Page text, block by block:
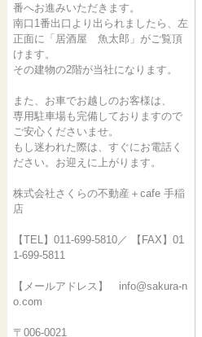
番へお進みいただきます。
南口1番出口より出られましたら、左
正面に「居酒屋 魚太郎」がご覧頂
けます。
その建物の2階が当社になります。
また、お車でお越しのお客様は、
専用駐車場も完備しておりますので
ご安心くださいませ。
もし迷われた際は、すぐにお電話く
ださい。お迎えに上がります。
株式会社さくらの不動産＋cafe 手稲
店
【TEL】011-699-5810／ 【FAX】01
1-699-5811
【メールアドレス】 info@sakura-n
o.com
〒006-0021